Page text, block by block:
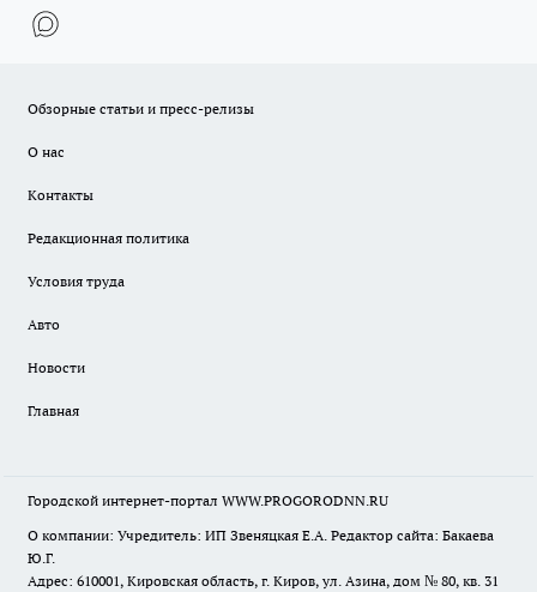
Обзорные статьи и пресс-релизы
О нас
Контакты
Редакционная политика
Условия труда
Авто
Новости
Главная
Городской интернет-портал WWW.PROGORODNN.RU
О компании: Учредитель: ИП Звеняцкая Е.А. Редактор сайта: Бакаева
Ю.Г.
Адрес: 610001, Кировская область, г. Киров, ул. Азина, дом № 80, кв. 31